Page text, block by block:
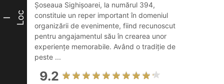
I Loc
Șoseaua Sighișoarei, la numărul 394,
constituie un reper important în domeniul
organizării de evenimente, fiind recunoscut
pentru angajamentul său în crearea unor
experiențe memorabile. Având o tradiție de
peste ...
9.2